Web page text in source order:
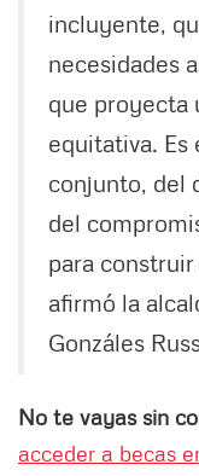
incluyente,
necesidades
que proyecta
equitativa. Es
conjunto, del
del
para
afirmó la
Gonzáles
No te vayas sin
acceder a becas